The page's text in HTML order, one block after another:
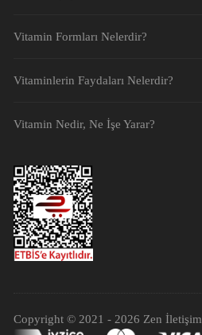
Vitamin Formları Nelerdir?
Vitaminlerin Faydaları Nelerdir?
Vitamin Nedir, Ne İşe Yarar?
Copyright © 2021 - 2026 Zen İletişim